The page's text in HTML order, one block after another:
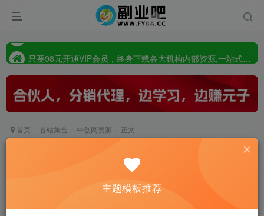
只要98元开通VIP会员，终身下载各大机构内部资源,一站式草根创业基地,最新最强网赚教程大全，小投入，大回报!
首页 各站集合 中创网资源 正文
（4725期）美团点评精细化运营全流程：高曝光
主题模板推荐